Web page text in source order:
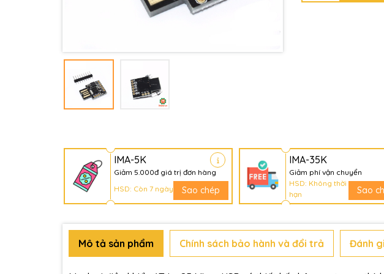
IMA-5K
Giảm 5.000đ giá trị đơn hàng
HSD: Còn 7 ngày
Sao chép
IMA-35K
Giảm phí vận chuyển
HSD: Không thời
hạn
Sao
Mô tả sản phẩm Chính sách bảo hành và đổi trả Đánh